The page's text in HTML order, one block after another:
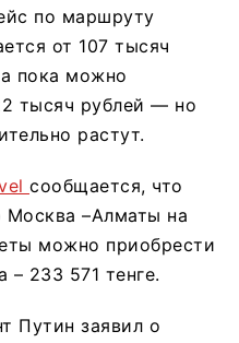
по маршруту
от 107 тысяч
пока можно
тысяч рублей — но
растут.
сообщается, что
Москва –Алматы на
можно приобрести
– 233 571 тенге.
Путин заявил о